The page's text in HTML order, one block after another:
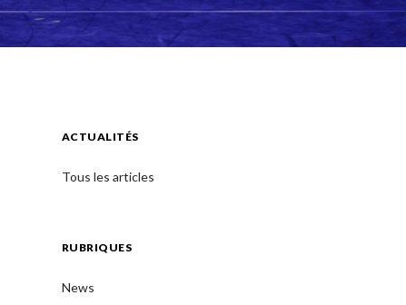
ACTUALITÉS
Tous les articles
RUBRIQUES
News